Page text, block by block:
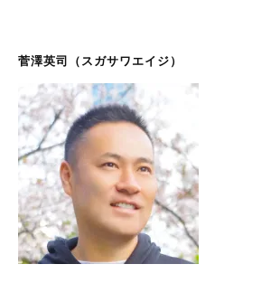
菅澤英司（スガサワエイジ）